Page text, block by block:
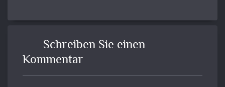
Schreiben Sie einen
Kommentar